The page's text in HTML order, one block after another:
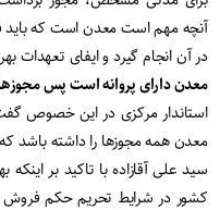
آنچه مهم است معدن است که
در آن انجام گیرد و ایفای تعهدات
معدن دارای پروانه است پس
استاندار مرکزی در این خصوص
معدن همه مجوزها را داشته باشد
سید علی آقازاده با تاکید بر
کشور در شرایط تحریم حکم فروش